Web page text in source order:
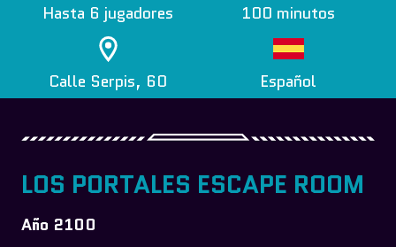
Hasta 6 jugadores 100 minutos
Calle Serpis, 60 Español
LOS PORTALES ESCAPE ROOM
Año 2100